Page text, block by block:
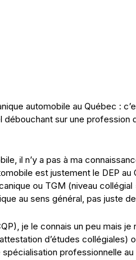
automobile au Québec :
sur une profession
il n’y a pas à ma
est justement le DEP au
ou TGM (niveau
au sens général, pas juste de
je le connais un peu mais je
d’études collégiales)
professionnelle